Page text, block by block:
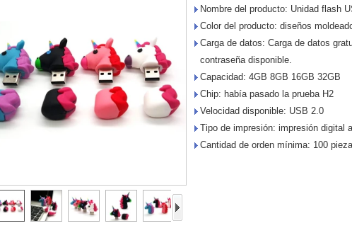
Nombre del producto: Unidad flash
Color del producto: diseños
Carga de datos: Carga de datos
contraseña disponible.
Capacidad: 4GB 8GB 16GB 32GB
Chip: había pasado la prueba H2
Velocidad disponible: USB 2.0
Tipo de impresión: impresión digital
Cantidad de orden mínima: 100